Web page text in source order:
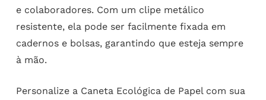
e colaboradores. Com um clipe metálico
resistente, ela pode ser facilmente fixada em
cadernos e bolsas, garantindo que esteja sempre
à mão.
Personalize a Caneta Ecológica de Papel com sua